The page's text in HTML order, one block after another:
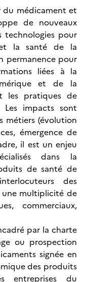
du médicament et
de nouveaux
technologies pour
la santé de la
permanence pour
liées à la
et de la
les pratiques de
Les impacts sont
métiers (évolution
émergence de
il est un enjeu
dans la
de santé de
des
une multiplicité de
commerciaux,
par la charte
ou prospection
signée en
des produits
entreprises du